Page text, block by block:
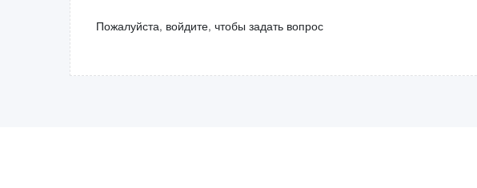
Пожалуйста, войдите, чтобы задать вопрос